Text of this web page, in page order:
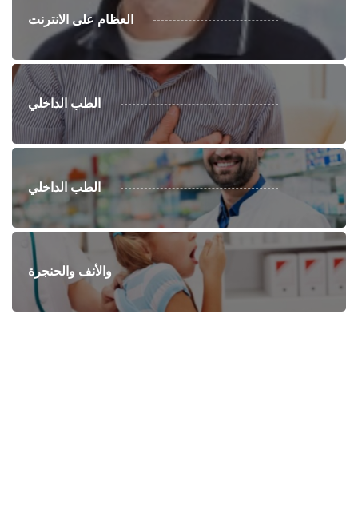
العظام على الانترنت
الطب الداخلي
الطب الداخلي
والأنف والحنجرة